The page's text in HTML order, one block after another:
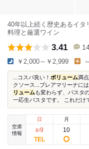
40年以上続く歴史あるイ
料理と厳選ワイン
3.41
￥2,000～￥2,999
...コスパ良い！ ボリューム満
クソース...ブレアマリーナに
リューム も変わらず、パスタ
一応生パスタです。 これだけ
空席
情報
日
8/9
月
10